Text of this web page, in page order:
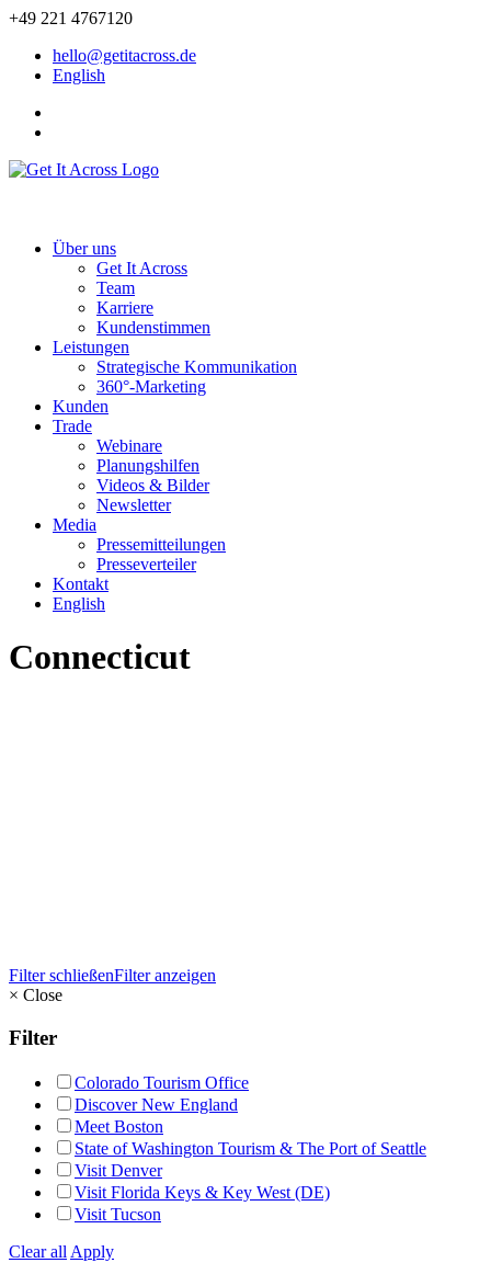
+49 221 4767120
hello@getitacross.de
English
Über uns
Get It Across
Team
Karriere
Kundenstimmen
Leistungen
Strategische Kommunikation
360°-Marketing
Kunden
Trade
Webinare
Planungshilfen
Videos & Bilder
Newsletter
Media
Pressemitteilungen
Presseverteiler
Kontakt
English
Connecticut
Filter schließenFilter anzeigen
× Close
Filter
Colorado Tourism Office
Discover New England
Meet Boston
State of Washington Tourism & The Port of Seattle
Visit Denver
Visit Florida Keys & Key West (DE)
Visit Tucson
Clear all Apply